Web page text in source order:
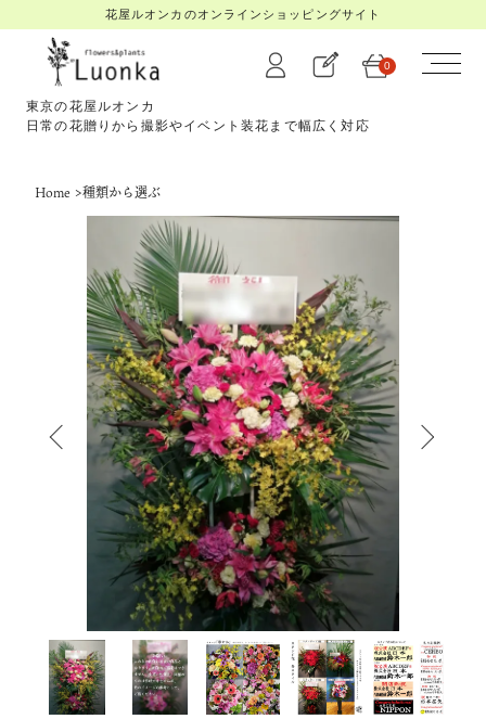
花屋ルオンカのオンラインショッピングサイト
東京の花屋ルオンカ
日常の花贈りから撮影やイベント装花まで幅広く対応
0
Home >種類から選ぶ